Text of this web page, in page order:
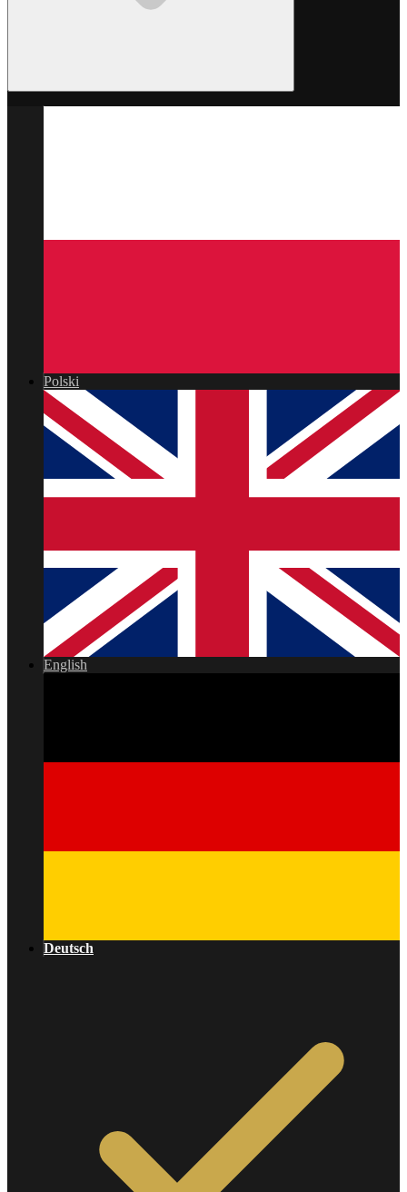
Polski
English
Deutsch